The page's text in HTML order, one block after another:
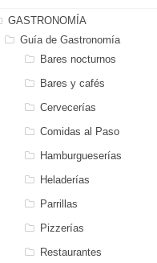
GASTRONOMÍA
Guía de Gastronomía
Bares nocturnos
Bares y cafés
Cervecerías
Comidas al Paso
Hamburgueserías
Heladerías
Parrillas
Pizzerías
Restaurantes